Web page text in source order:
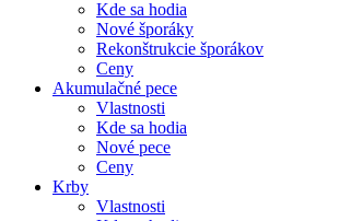
Kde sa hodia
Nové šporáky
Rekonštrukcie šporákov
Ceny
Akumulačné pece
Vlastnosti
Kde sa hodia
Nové pece
Ceny
Krby
Vlastnosti